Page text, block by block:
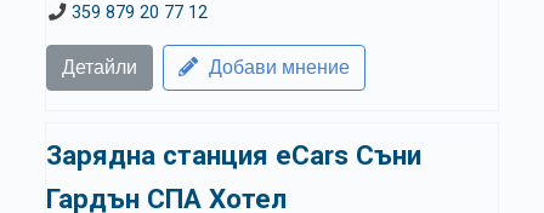
359 879 20 77 12
Детайли Добави мнение
Зарядна станция eCars Съни
Гардън СПА Хотел